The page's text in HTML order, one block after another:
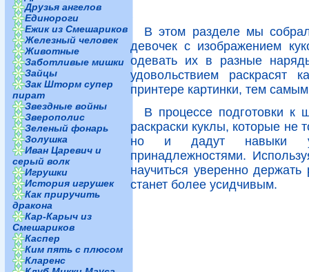
Друзья ангелов
Единороги
Ежик из Смешариков
Железный человек
Животные
Заботливые мишки
Зайцы
Зак Шторм супер
пират
Звездные войны
Зверополис
Зеленый фонарь
Золушка
Иван Царевич и
серый волк
Игрушки
История игрушек
Как приручить
дракона
Кар-Карыч из
Смешариков
Каспер
Ким пять с плюсом
Кларенс
В этом разделе мы
девочек с изображением
одевать их в разные
удовольствием раскрасят
принтере картинки, тем
В процессе подготовки к
раскраски куклы, которые не
но и дадут навыки
принадлежностями.
научиться уверенно
станет более усидчивым.